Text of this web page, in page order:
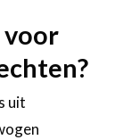
voor
uit